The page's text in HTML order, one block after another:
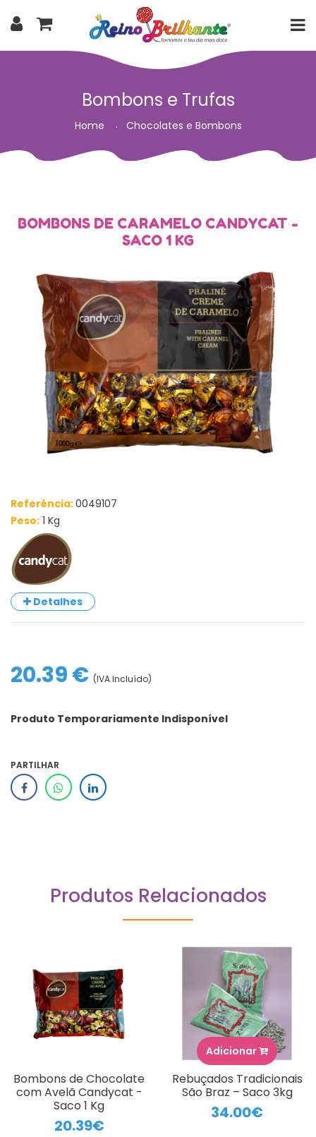
Bombons e Trufas
Home Chocolates e Bombons
BOMBONS DE CARAMELO CANDYCAT -
SACO 1 KG
Referência:0049107
Peso: 1 Kg
Detalhes
20.39 € (IVA Incluído)
Produto Temporariamente Indisponível
PARTILHAR
Produtos Relacionados
Bombons de Chocolate
com Avelã Candycat -
Saco 1 Kg
20.39€
Adicionar
Rebuçados Tradicionais
São Braz – Saco 3kg
34.00€